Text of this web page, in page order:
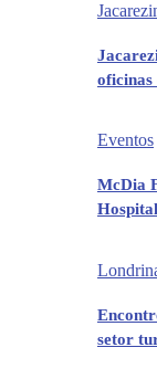
Eventos
McDia
setor